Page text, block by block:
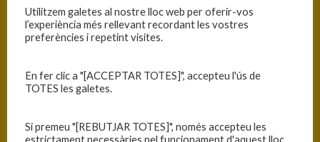
Utilitzem galetes al nostre lloc web per oferir-vos
l’experiència més rellevant recordant les vostres
preferències i repetint visites.
En fer clic a "[ACCEPTAR TOTES]", accepteu l'ús de
TOTES les galetes.
Si premeu "[REBUTJAR TOTES]", només accepteu les
estrictament necessàries pel funcionament d'aquest lloc